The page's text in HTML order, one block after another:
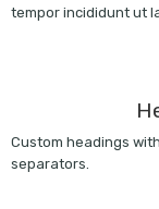
tempor incididunt ut
Custom headings
separators.